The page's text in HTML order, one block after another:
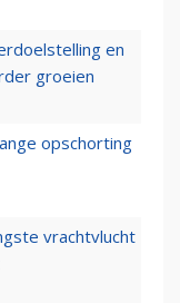
en
groeien
opschorting
vrachtvlucht